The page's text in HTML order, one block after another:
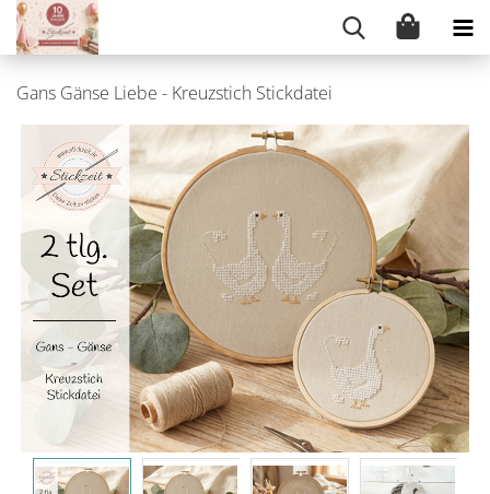
Gans Gänse Liebe - Kreuzstich Stickdatei